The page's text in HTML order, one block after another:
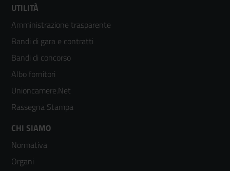
Footer
menù
colonna
2
UTILITÀ
Amministrazione trasparente
Bandi di gara e contratti
Bandi di concorso
Albo fornitori
Unioncamere.Net
Rassegna Stampa
Footer
menù
CHI SIAMO
Normativa
Organi